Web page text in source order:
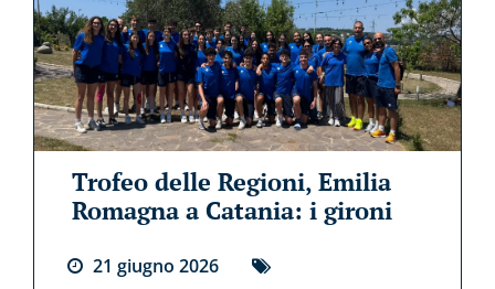
Trofeo delle Regioni, Emilia
Romagna a Catania: i gironi
21 giugno 2026